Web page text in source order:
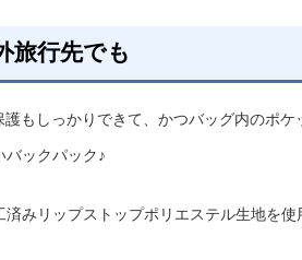
旅行先でも
もしっかりできて、かつバッグ内のポケ
バックパック♪
みリップストップポリエステル⽣地を使